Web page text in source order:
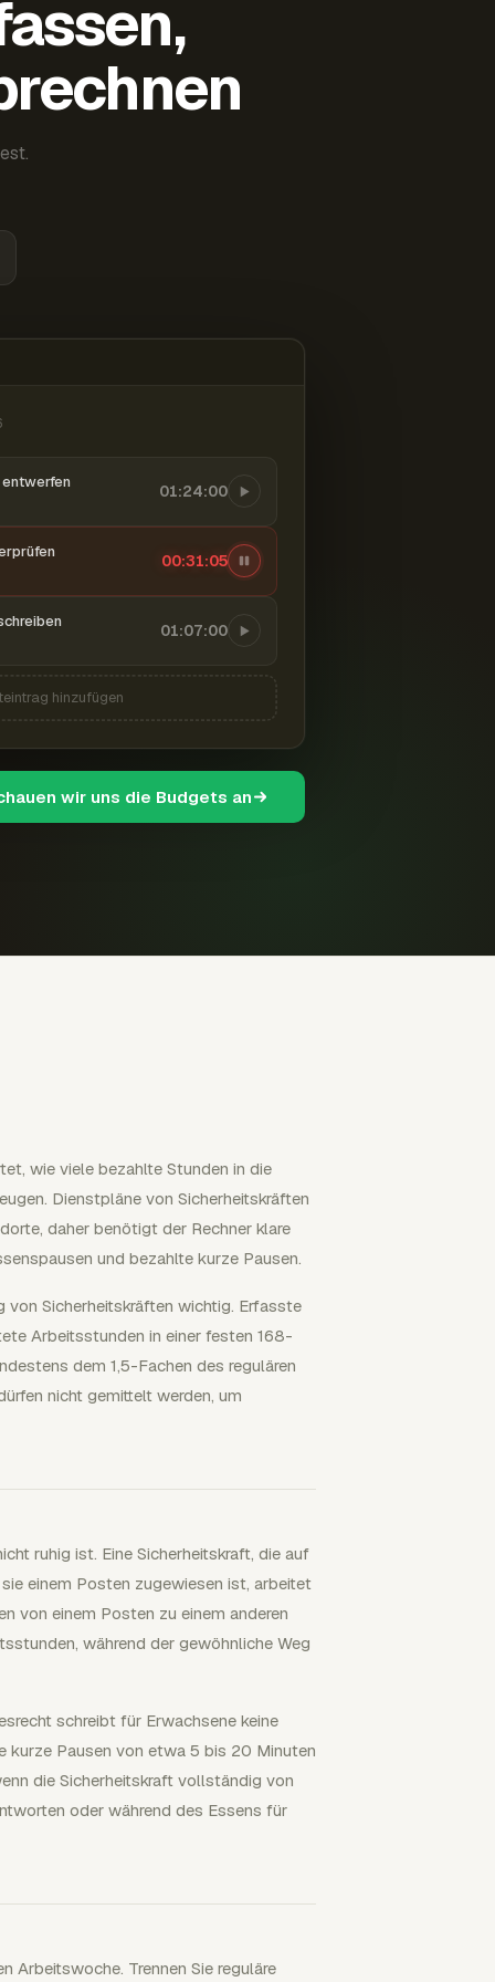
01:24:00
00:31:06
01:07:00
hinzufügen
wir uns die Budgets an
wie viele bezahlte Stunden in die
Dienstpläne von Sicherheitskräften
daher benötigt der Rechner klare
und bezahlte kurze Pausen.
von Sicherheitskräften wichtig. Erfasste
Arbeitsstunden in einer festen 168-
dem 1,5-Fachen des regulären
nicht gemittelt werden, um
ruhig ist. Eine Sicherheitskraft, die auf
einem Posten zugewiesen ist, arbeitet
von einem Posten zu einem anderen
während der gewöhnliche Weg
schreibt für Erwachsene keine
kurze Pausen von etwa 5 bis 20 Minuten
die Sicherheitskraft vollständig von
oder während des Essens für
Arbeitswoche. Trennen Sie reguläre